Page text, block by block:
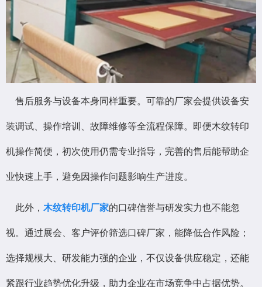
售后服务与设备本身同样重要。可靠的厂家会提供设备安
装调试、操作培训、故障维修等全流程保障。即便木纹转印
机操作简便，初次使用仍需专业指导，完善的售后能帮助企
业快速上手，避免因操作问题影响生产进度。
此外， 木纹转印机厂家的口碑信誉与研发实力也不能忽
视。通过展会、客户评价筛选口碑厂家，能降低合作风险；
选择规模大、研发能力强的企业，不仅设备供应稳定，还能
紧跟行业趋势优化升级，助力企业在市场竞争中占据优势。